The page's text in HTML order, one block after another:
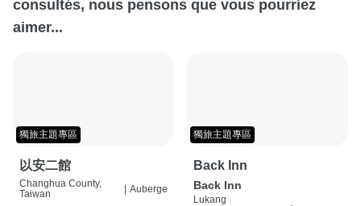
consultés, nous pensons que vous pourriez
aimer...
獨旅主題專區
以安二館
Changhua County,
Taiwan
| Auberge
獨旅主題專區
Back Inn
Back Inn
Lukang